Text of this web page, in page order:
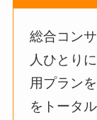
総合コン
人ひとり
用プラン
をトータ